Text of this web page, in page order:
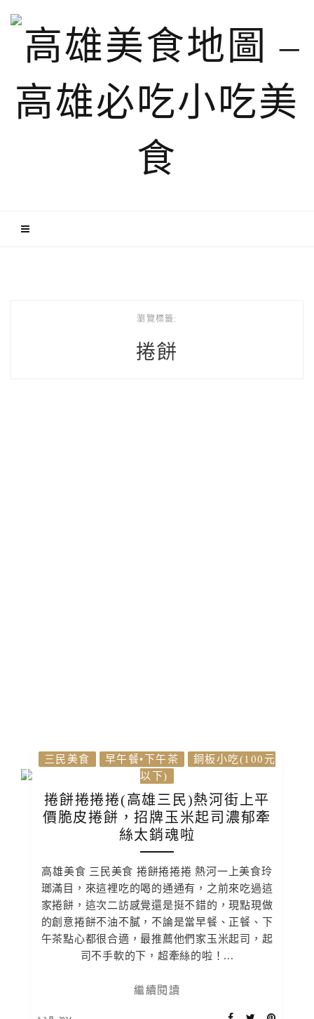
瀏覽標籤:
捲餅
三民美食 早午餐•下午茶
銅板小吃(100元
以下)
捲餅捲捲捲(高雄三民)熱河街上平
價脆皮捲餅，招牌玉米起司濃郁牽
絲太銷魂啦
高雄美食 三民美食 捲餅捲捲捲 熱河一上美食玲
瑯滿目，來這裡吃的喝的通通有，之前來吃過這
家捲餅，這次二訪感覺還是挺不錯的，現點現做
的創意捲餅不油不膩，不論是當早餐、正餐、下
午茶點心都很合適，最推薦他們家玉米起司，起
司不手軟的下，超牽絲的啦！...
繼續閱讀